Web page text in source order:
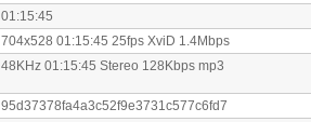
01:15:45
704x528 01:15:45 25fps XviD 1.4Mbps
48KHz 01:15:45 Stereo 128Kbps mp3
95d37378fa4a3c52f9e3731c577c6fd7